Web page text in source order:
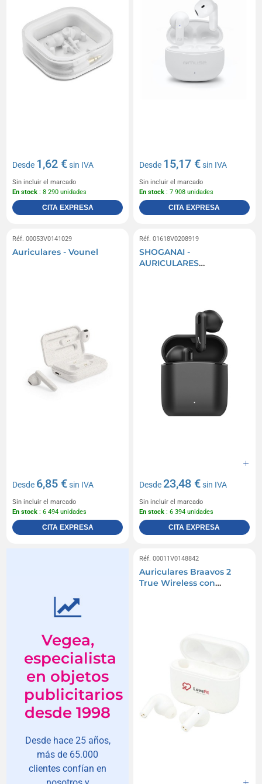
Desde 1,62 €sin IVA
Sin incluir el marcado
En stock : 8 290 unidades
CITA EXPRESA
Desde 15,17 €sin IVA
Sin incluir el marcado
En stock : 7 908 unidades
CITA EXPRESA
Réf. 00053V0141029
Auriculares - Vounel
Desde 6,85 €sin IVA
Sin incluir el marcado
En stock : 6 494 unidades
CITA EXPRESA
Réf. 01618V0208919
SHOGANAI -
AURICULARES
Desde23,48 €sin IVA
Sin incluir el marcado
En stock : 6 394 unidades
CITA EXPRESA
Vegea,
especialista
en objetos
publicitarios
desde 1998
Desde hace 25 años,
más de 65.000
clientes confían en
Réf. 00011V0148842
Auriculares Braavos 2
True Wireless con